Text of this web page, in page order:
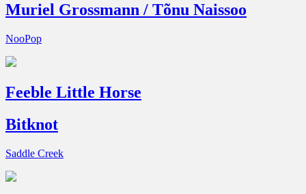
Muriel Grossmann / Tõnu Naissoo
NooPop
Feeble Little Horse
Bitknot
Saddle Creek